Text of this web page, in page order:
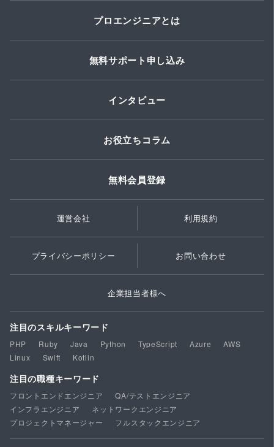
プロエンジニアとは
無料サポート申し込み
インタビュー
お役立ちコラム
無料会員登録
運営会社 利用規約
プライバシーポリシー お問い合わせ
企業担当者様へ
注目のスキルキーワード
PHP Ruby Java Python TypeScript Azure
AWS
Linux
Swift Kotlin
注目の職種キーワード
フロントエンドエンジニア
QA/テストエンジニア
インフラエンジニア
ネットワークエンジニア
プロジェクトマネージャー
フルスタックエンジニア